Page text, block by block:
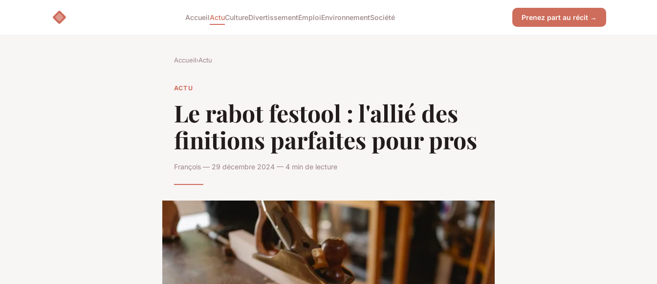
AccueilActuCultureDivertissementEmploiEnvironnementSociété Prenez part au récit →
Accueil›Actu
ACTU
Le rabot festool : l'allié des
finitions parfaites pour pros
François — 29 décembre 2024 — 4 min de lecture